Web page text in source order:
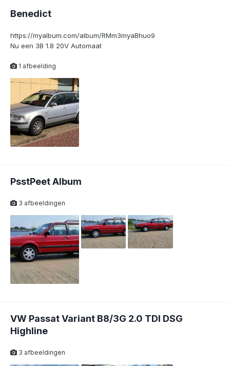
Benedict
https://myalbum.com/album/RMm3myaBhuo9
Nu een 3B 1.8 20V Automaat
1 afbeelding
PsstPeet Album
3 afbeeldingen
VW Passat Variant B8/3G 2.0 TDI DSG
Highline
3 afbeeldingen